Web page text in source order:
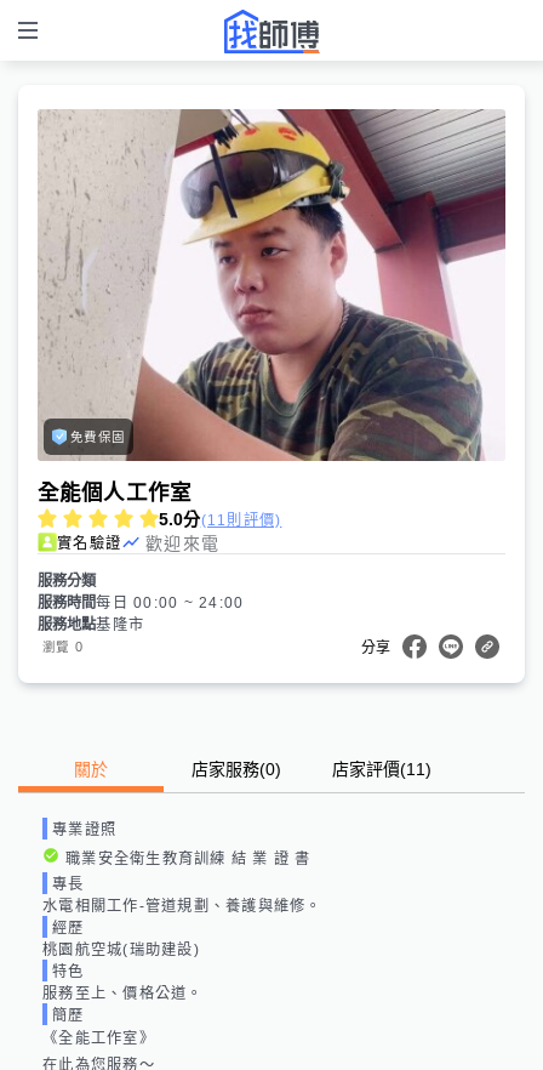
免費保固
全能個人工作室
5.0分(11則評價)
實名驗證
歡迎來電
服務分類
服務時間每日 00:00 ~ 24:00
服務地點基隆市
瀏覽 0 分享
關於 店家服務(0) 店家評價(11)
專業證照
職業安全衛生教育訓練 結 業 證 書
專長
水電相關工作-管道規劃、養護與維修。
經歷
桃園航空城(瑞助建設)
特色
服務至上、價格公道。
簡歷
《全能工作室》
在此為您服務～